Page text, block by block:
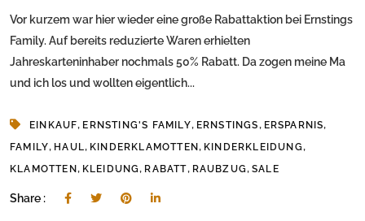
Vor kurzem war hier wieder eine große Rabattaktion bei Ernstings
Family. Auf bereits reduzierte Waren erhielten
Jahreskarteninhaber nochmals 50% Rabatt. Da zogen meine Ma
und ich los und wollten eigentlich...
EINKAUF, ERNSTING'S FAMILY, ERNSTINGS, ERSPARNIS,
FAMILY, HAUL, KINDERKLAMOTTEN, KINDERKLEIDUNG,
KLAMOTTEN , KLEIDUNG, RABATT, RAUBZUG,SALE
Share :